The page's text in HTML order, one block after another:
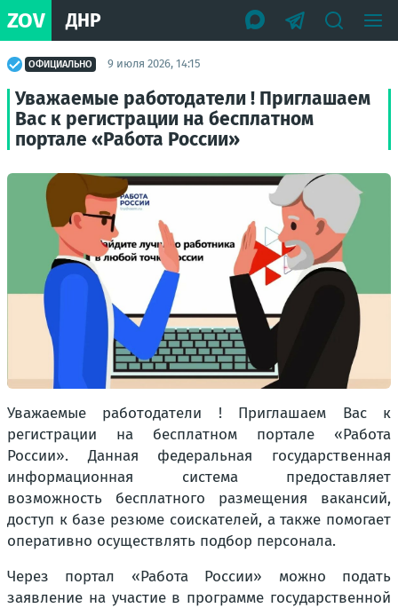
ZOV ДНР
ОФИЦИАЛЬНО 9 июля 2026, 14:15
Уважаемые работодатели ! Приглашаем
Вас к регистрации на бесплатном
портале «Работа России»
Уважаемые работодатели ! Приглашаем Вас к
регистрации на бесплатном портале «Работа
России». Данная федеральная государственная
информационная система предоставляет
возможность бесплатного размещения вакансий,
доступ к базе резюме соискателей, а также помогает
оперативно осуществлять подбор персонала.
Через портал «Работа России» можно подать
заявление на участие в программе государственной